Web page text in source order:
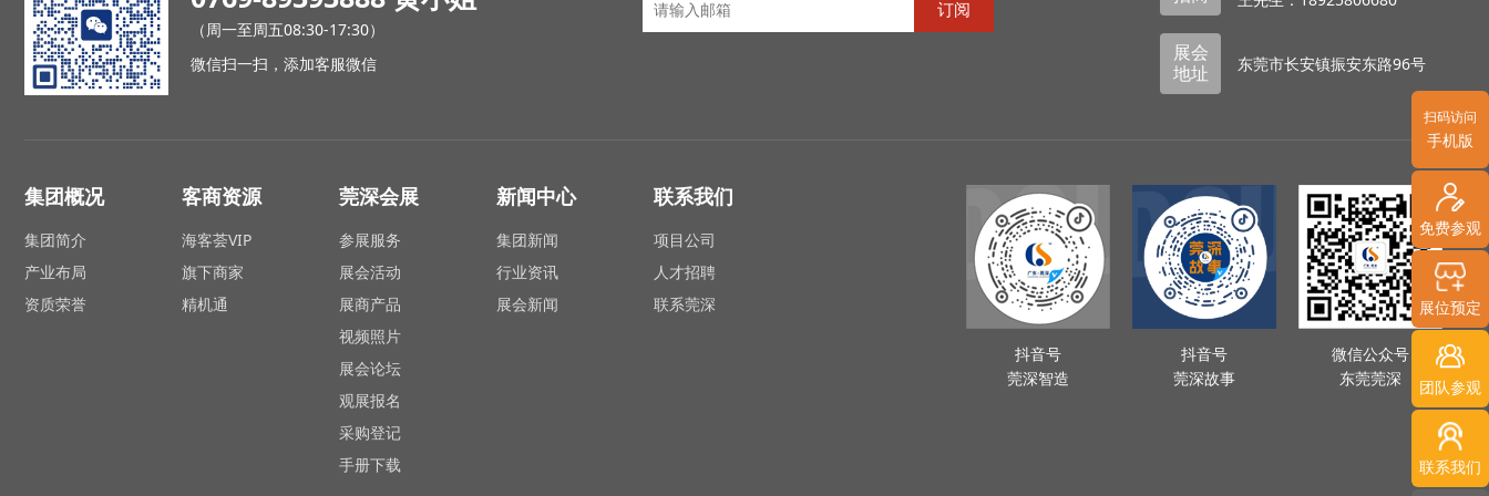
（周一至周五08:30-17:30）
微信扫一扫，添加客服微信
订阅
展会
地址
东莞市长安镇振安东路96号
集团概况
集团简介
产业布局
资质荣誉
客商资源
海客荟VIP
旗下商家
精机通
莞深会展
参展服务
展会活动
展商产品
视频照片
展会论坛
观展报名
采购登记
手册下载
新闻中心
集团新闻
行业资讯
展会新闻
联系我们
项目公司
人才招聘
联系莞深
抖音号
莞深智造
抖音号
莞深故事
微信公众号
东莞莞深
扫码访问
手机版
免费参观
展位预定
团队参观
联系我们